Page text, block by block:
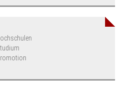
dieKonferenz"Innovative
Development" in São
bot Hochschulleitungen aus
um zu diskutieren, wie sich
im Hinblick auf Wachstum,